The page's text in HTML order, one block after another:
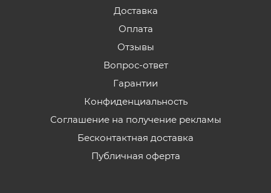
Доставка
Оплата
Отзывы
Вопрос-ответ
Гарантии
Конфиденциальность
Соглашение на получение рекламы
Бесконтактная доставка
Публичная оферта